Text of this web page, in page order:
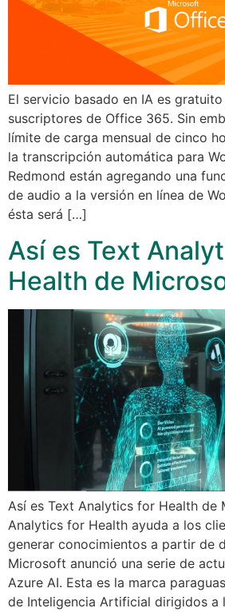
El servicio basado en IA es
suscriptores de Office 365. Sin
límite de carga mensual de cinco
la transcripción automática para
Redmond están agregando una
de audio a la versión en línea de
ésta será […]
Así es Text
Health de
Así es Text Analytics for Health de
Analytics for Health ayuda a los
generar conocimientos a partir de
Microsoft anunció una serie de
Azure AI. Esta es la marca
de Inteligencia Artificial dirigidos a